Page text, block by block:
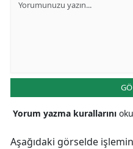
Yorum yazma kurallarını
Aşağıdaki görselde